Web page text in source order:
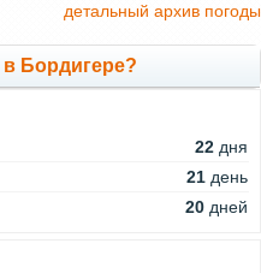
детальный архив погоды
в Бордигере?
22 дня
21 день
20 дней